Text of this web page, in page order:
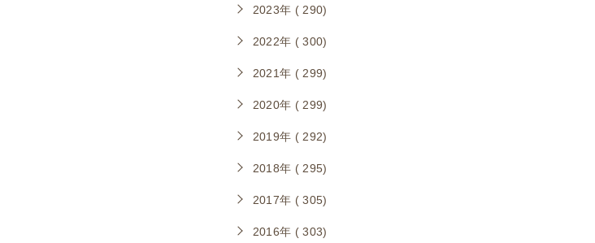
2023年 ( 290)
2022年 ( 300)
2021年 ( 299)
2020年 ( 299)
2019年 ( 292)
2018年 ( 295)
2017年 ( 305)
2016年 ( 303)